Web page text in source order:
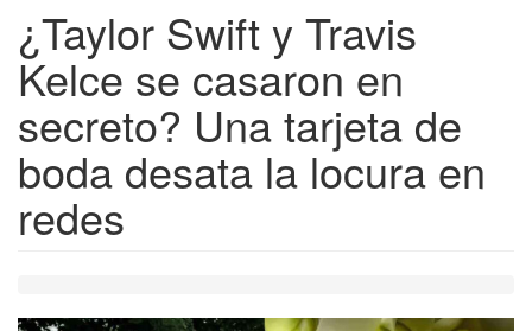
¿Taylor Swift y Travis
Kelce se casaron en
secreto? Una tarjeta de
boda desata la locura en
redes